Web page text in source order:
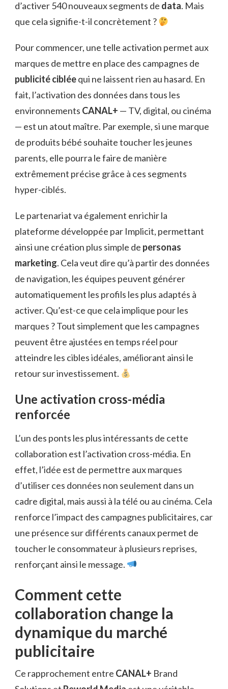
d’activer 540 nouveaux segments de data. Mais
que cela signifie-t-il concrètement ?
Pour commencer, une telle activation permet aux
marques de mettre en place des campagnes de
publicité cibléequi ne laissent rien au hasard. En
fait, l’activation des données dans tous les
environnements CANAL+ — TV, digital, ou cinéma
— est un atout maître. Par exemple, si une marque
de produits bébé souhaite toucher les jeunes
parents, elle pourra le faire de manière
extrêmement précise grâce à ces segments
hyper-ciblés.
Le partenariat va également enrichir la
plateforme développée par Implicit, permettant
ainsi une création plus simple de personas
marketing. Cela veut dire qu’à partir des données
de navigation, les équipes peuvent générer
automatiquement les profils les plus adaptés à
activer. Qu’est-ce que cela implique pour les
marques ? Tout simplement que les campagnes
peuvent être ajustées en temps réel pour
atteindre les cibles idéales, améliorant ainsi le
retour sur investissement.
Une activation cross-média
renforcée
L’un des ponts les plus intéressants de cette
collaboration est l’activation cross-média. En
effet, l’idée est de permettre aux marques
d’utiliser ces données non seulement dans un
cadre digital, mais aussi à la télé ou au cinéma. Cela
renforce l’impact des campagnes publicitaires, car
une présence sur différents canaux permet de
toucher le consommateur à plusieurs reprises,
renforçant ainsi le message.
Comment cette
collaboration change la
dynamique du marché
publicitaire
Ce rapprochement entre CANAL+ Brand